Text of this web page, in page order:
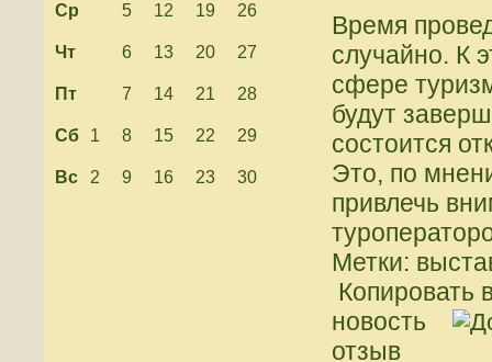
Ср 5 12 19 26
Чт 6 13 20 27
Пт 7 14 21 28
Сб 1 8 15 22 29
Вс 2 9 16 23 30
Время
случайно. К
сфере
будут
состоится
Это, по
привлечь
Метки:
Копировать
новость
отзыв